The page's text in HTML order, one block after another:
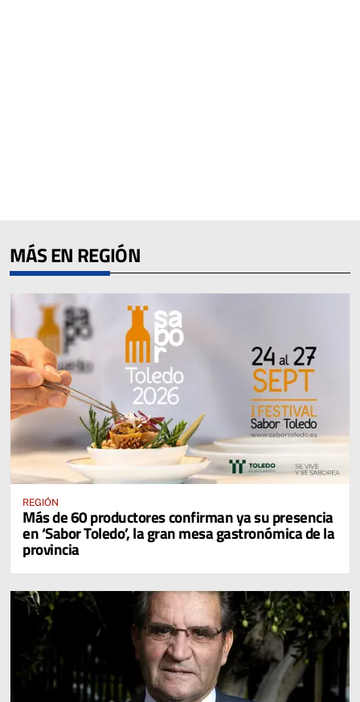
MÁS EN REGIÓN
REGIÓN
Más de 60 productores confirman ya su presencia
en ‘Sabor Toledo’, la gran mesa gastronómica de la
provincia